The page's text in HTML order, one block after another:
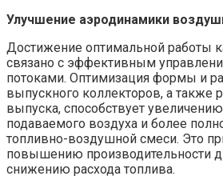
Улучшение аэродинамики
Достижение оптимальной работы
связано с эффективным
потоками. Оптимизация формы и
выпускного коллекторов, а также
выпуска, способствует
подаваемого воздуха и более
топливно-воздушной смеси. Это
повышению производительности
снижению расхода топлива.